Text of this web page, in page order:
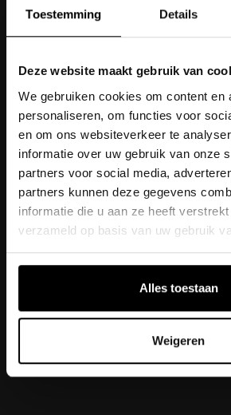
Toestemming Details
Deze website maakt gebruik van
We gebruiken cookies om content en
personaliseren, om functies voor
en om ons websiteverkeer te
informatie over uw gebruik van onze
partners voor social media,
partners kunnen deze gegevens
informatie die u aan ze heeft
verzameld op basis van uw gebruik
Alles toestaan
Weigeren
Wiels Live Band.
Uitgezonden december
VERDER LEZEN
HERRIE IN DE